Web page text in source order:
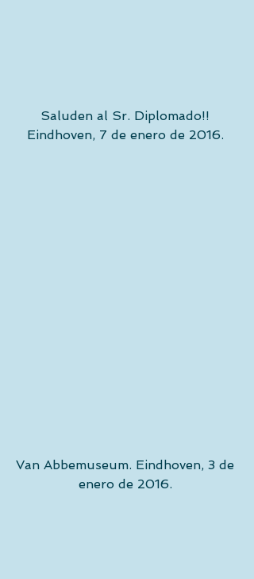
Saluden al Sr. Diplomado!!
Eindhoven, 7 de enero de 2016.
Van Abbemuseum. Eindhoven, 3 de
enero de 2016.